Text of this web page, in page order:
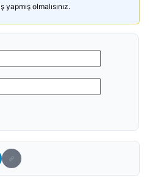
olmalısınız.